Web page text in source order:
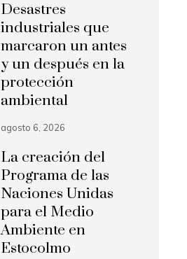
Desastres
industriales que
marcaron un antes
y un después en la
protección
ambiental
agosto 6, 2026
La creación del
Programa de las
Naciones Unidas
para el Medio
Ambiente en
Estocolmo